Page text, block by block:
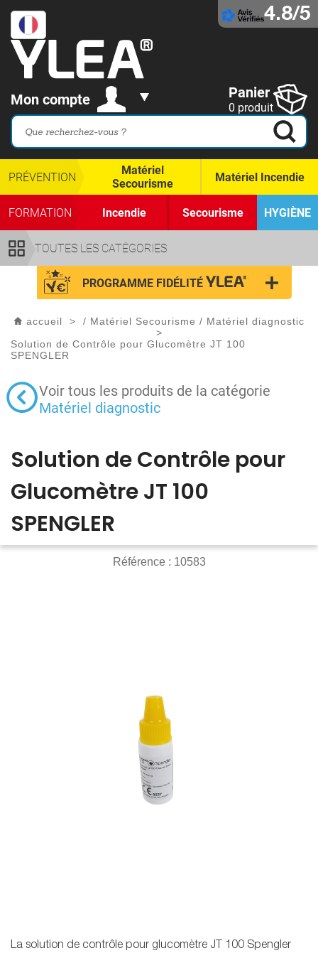
4.8/5
Mon compte Panier
0 produit
TOUTES LES CATÉGORIES
PRÉVENTION
Matériel
Secourisme
Matériel Incendie
FORMATION Incendie Secourisme HYGIÈNE
PROGRAMME FIDÉLITÉ
accueil > / Matériel Secourisme / Matériel diagnostic
>
Solution de Contrôle pour Glucomètre JT 100
SPENGLER
Voir tous les produits de la catégorie
Matériel diagnostic
Solution de Contrôle pour
Glucomètre JT 100
SPENGLER
Référence : 10583
La solution de contrôle pour glucomètre JT 100 Spengler